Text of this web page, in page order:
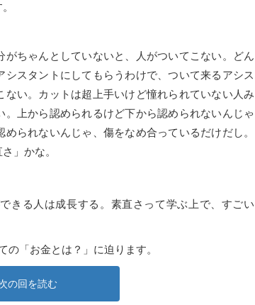
ちゃんとしていないと、人がついてこない。どん
スタントにしてもらうわけで、ついて来るアシス
い。カットは超上手いけど憧れられていない人み
上から認められるけど下から認められないんじゃ
られないんじゃ、傷をなめ合っているだけだし。
」かな。
きる人は成長する。素直さって学ぶ上で、すごい
「お金とは？」に迫ります。
の回を読む